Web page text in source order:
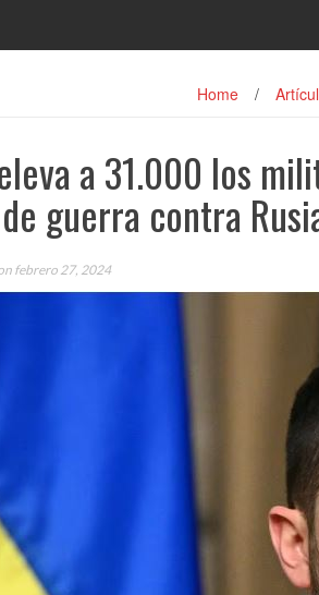
Home /
a 31.000 los
guerra contra
febrero 27, 2024